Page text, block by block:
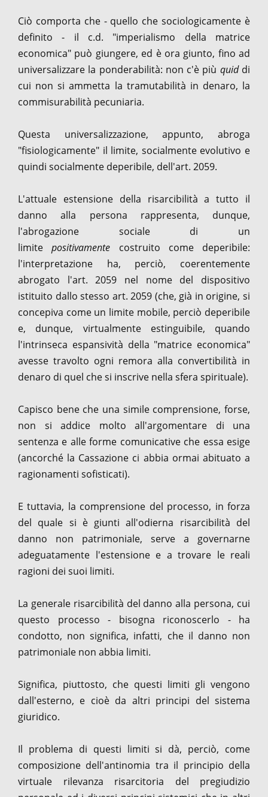
Ciò comporta che - quello che sociologicamente è
definito - il c.d. "imperialismo della matrice
economica" può giungere, ed è ora giunto, fino ad
universalizzare la ponderabilità: non c'è più quiddi
cui non si ammetta la tramutabilità in denaro, la
commisurabilità pecuniaria.
Questa universalizzazione, appunto, abroga
"fisiologicamente" il limite, socialmente evolutivo e
quindi socialmente deperibile, dell'art. 2059.
L'attuale estensione della risarcibilità a tutto il
danno alla persona rappresenta, dunque,
l'abrogazione sociale di un
limitepositivamente costruito come deperibile:
l'interpretazione ha, perciò, coerentemente
abrogato l'art. 2059 nel nome del dispositivo
istituito dallo stesso art. 2059 (che, già in origine, si
concepiva come un limite mobile, perciò deperibile
e, dunque, virtualmente estinguibile, quando
l'intrinseca espansività della "matrice economica"
avesse travolto ogni remora alla convertibilità in
denaro di quel che si inscrive nella sfera spirituale).
Capisco bene che una simile comprensione, forse,
non si addice molto all'argomentare di una
sentenza e alle forme comunicative che essa esige
(ancorché la Cassazione ci abbia ormai abituato a
ragionamenti sofisticati).
E tuttavia, la comprensione del processo, in forza
del quale si è giunti all'odierna risarcibilità del
danno non patrimoniale, serve a governarne
adeguatamente l'estensione e a trovare le reali
ragioni dei suoi limiti.
La generale risarcibilità del danno alla persona, cui
questo processo - bisogna riconoscerlo - ha
condotto, non significa, infatti, che il danno non
patrimoniale non abbia limiti.
Significa, piuttosto, che questi limiti gli vengono
dall'esterno, e cioè da altri principi del sistema
giuridico.
Il problema di questi limiti si dà, perciò, come
composizione dell'antinomia tra il principio della
virtuale rilevanza risarcitoria del pregiudizio